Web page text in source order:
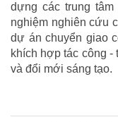
dựng các trung
nghiệm nghiên cứu
dự án chuyển giao
khích hợp tác công
và đổi mới sáng tạo.